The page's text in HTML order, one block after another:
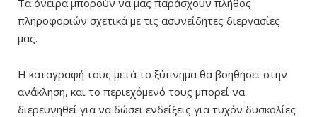
πληροφοριών σχετικά με τις ασυνείδητες διεργασίες
μας.
Η καταγραφή τους μετά το ξύπνημα θα βοηθήσει στην
ανάκληση, και το περιεχόμενό τους μπορεί να
διερευνηθεί για να δώσει ενδείξεις για τυχόν δυσκολίες